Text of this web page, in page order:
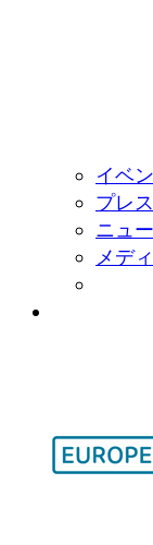
イベ
プレ
ニュ
メデ